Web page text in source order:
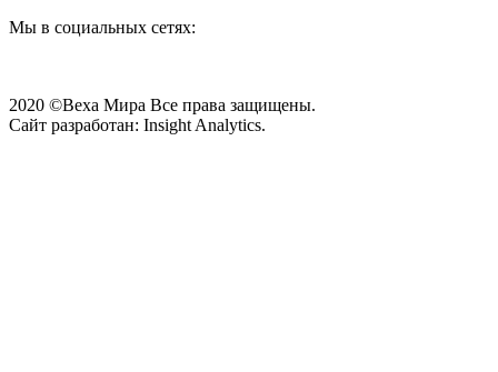
Мы в социальных сетях:
2020 ©Веха Мира Все права защищены.
Сайт разработан: Insight Analytics.